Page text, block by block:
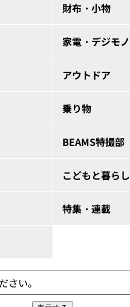
財布・小物
家電・デジモノ
アウトドア
乗り物
BEAMS特撮部
こどもと暮らし
特集・連載